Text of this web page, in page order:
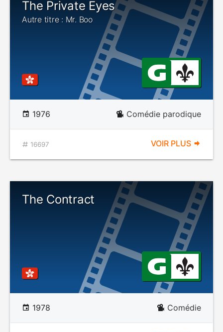
The Private Eyes
Autre titre : Mr. Boo
1976 Comédie parodique
16697 VOIR PLUS
The Contract
1978 Comédie